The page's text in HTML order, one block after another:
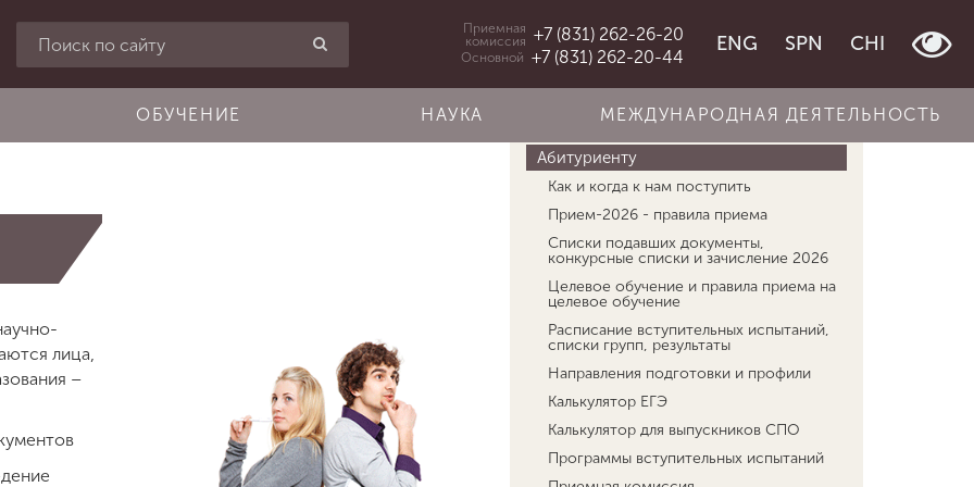
Приемная
комиссия +7 (831) 262-26-20
Основной +7 (831) 262-20-44
ENG SPN CHI
ОБУЧЕНИЕ НАУКА МЕЖДУНАРОДНАЯ ДЕЯТЕЛЬНОСТЬ
Главная Абитуриенту
лица,
–
Об университете
Абитуриенту
Как и когда к нам поступить
Прием-2026 - правила приема
Списки подавших документы,
конкурсные списки и зачисление 2026
Целевое обучение и правила приема на
целевое обучение
Расписание вступительных испытаний,
списки групп, результаты
Направления подготовки и профили
Калькулятор ЕГЭ
Калькулятор для выпускников СПО
Программы вступительных испытаний